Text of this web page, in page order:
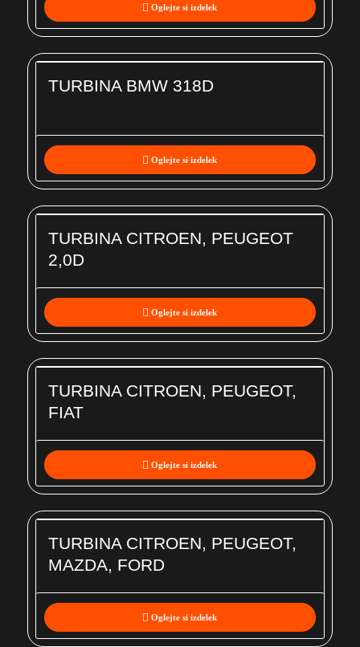
Oglejte si izdelek
TURBINA BMW 318D
Oglejte si izdelek
TURBINA CITROEN, PEUGEOT
2,0D
Oglejte si izdelek
TURBINA CITROEN, PEUGEOT,
FIAT
Oglejte si izdelek
TURBINA CITROEN, PEUGEOT,
MAZDA, FORD
Oglejte si izdelek